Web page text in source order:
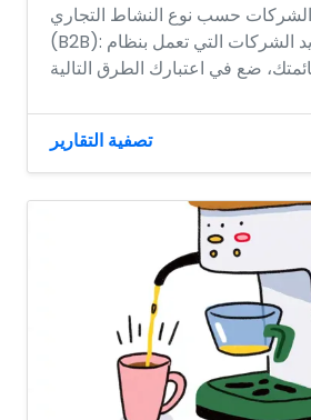
حسب نوع النشاط التجاري
(B2B): لتحديد الشركات التي تعمل بنظام B2B والتركيز
تصفية التقارير